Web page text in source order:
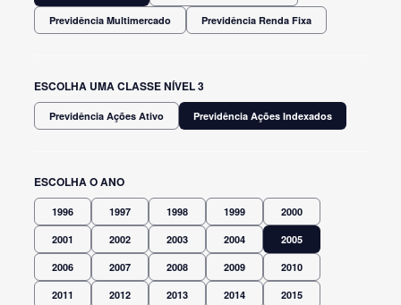
Previdência Multimercado Previdência Renda Fixa
ESCOLHA UMA CLASSE NÍVEL 3
Previdência Ações Ativo Previdência Ações Indexados
ESCOLHA O ANO
1996 1997 1998 1999 2000
2001 2002 2003 2004 2005
2006 2007 2008 2009 2010
2011 2012 2013 2014 2015